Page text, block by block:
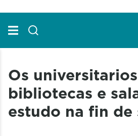
Os
bibliotecas e
estudo na fin de